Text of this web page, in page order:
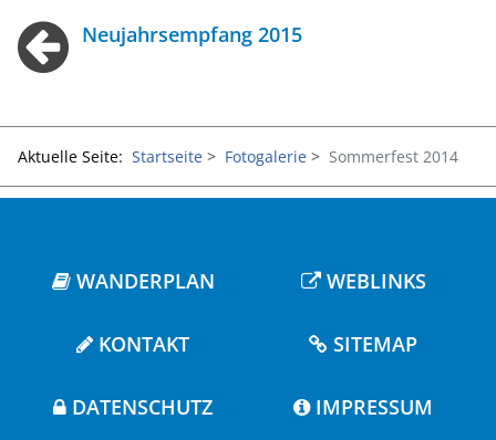
Neujahrsempfang 2015
Aktuelle Seite: Startseite Fotogalerie Sommerfest 2014
WANDERPLAN WEBLINKS
KONTAKT SITEMAP
DATENSCHUTZ IMPRESSUM